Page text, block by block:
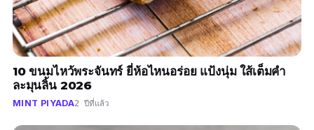
10 ขนมไหว้พระจันทร์ ยี่ห้อไหนอร่อย แป้งนุ่ม ใส้เต็มคำ
ละมุนลิ้น 2026
MINT PIYADA2 ปีที่แล้ว